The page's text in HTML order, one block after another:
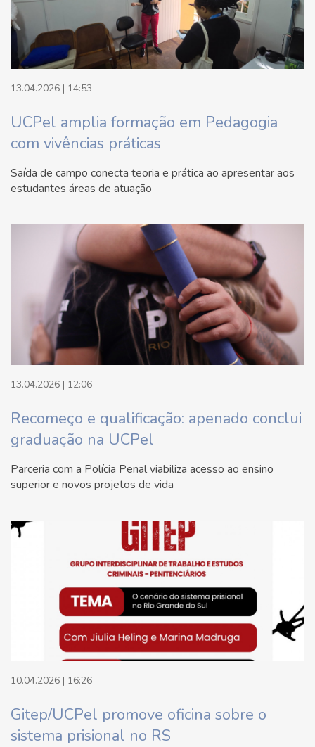
13.04.2026 | 14:53
UCPel amplia formação em Pedagogia
com vivências práticas
Saída de campo conecta teoria e prática ao apresentar aos
estudantes áreas de atuação
13.04.2026 | 12:06
Recomeço e qualificação: apenado conclui
graduação na UCPel
Parceria com a Polícia Penal viabiliza acesso ao ensino
superior e novos projetos de vida
10.04.2026 | 16:26
Gitep/UCPel promove oficina sobre o
sistema prisional no RS